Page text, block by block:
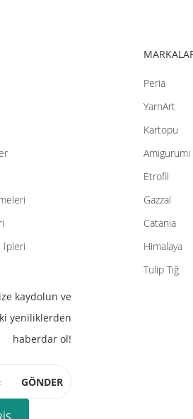
İpleri
Peria
YarnArt
Kartopu
Amigurumi
Etrofil
Gazzal
Catania
Himalaya
Tulip Tığ
kaydolun ve
yeniliklerden
haberdar ol!
GÖNDER